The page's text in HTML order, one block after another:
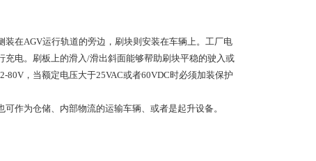
在AGV运行轨道的旁边，刷块则安装在车辆上。工厂电
电。刷板上的滑入/滑出斜面能够帮助刷块平稳的驶入或
，当额定电压大于25VAC或者60VDC时必须加装保护
作为仓储、内部物流的运输车辆、或者是起升设备。